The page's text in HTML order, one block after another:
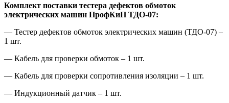
Комплект поставки тестера дефектов обмоток
электрических машин ПрофКиП ТДО-07:
— Тестер дефектов обмоток электрических машин (ТДО-07) –
1 шт.
— Кабель для проверки обмоток – 1 шт.
— Кабель для проверки сопротивления изоляции – 1 шт.
— Индукционный датчик – 1 шт.